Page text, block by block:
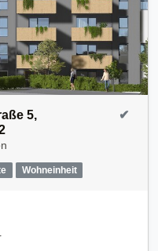
5,
Wohneinheit
✔